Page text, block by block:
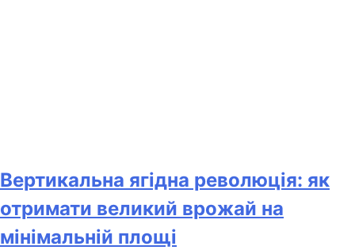
Вертикальна ягідна революція: як
отримати великий врожай на
мінімальній площі